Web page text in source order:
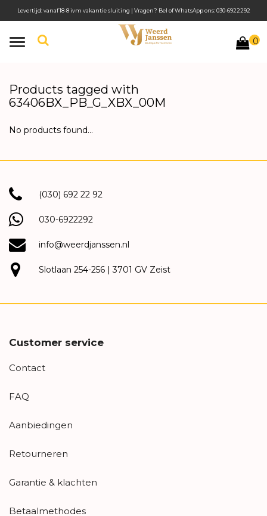
Toggle
0
Levertijd: vanaf 18-8 ivm vakantie sluiting | Vragen? Bel of WhatsApp ons: 030-6922292
Products tagged with
63406BX_PB_G_XBX_00M
No products found...
(030) 692 22 92
030-6922292
info@weerdjanssen.nl
Slotlaan 254-256 | 3701 GV Zeist
Customer service
Contact
FAQ
Aanbiedingen
Retourneren
Garantie & klachten
Betaalmethodes